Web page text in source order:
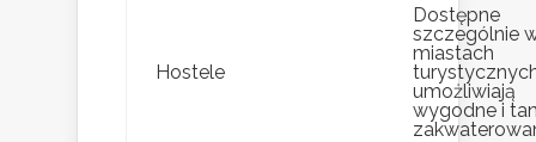
Hostele
Dostępne
szczególnie
miastach
umożliwiają
wygodne i